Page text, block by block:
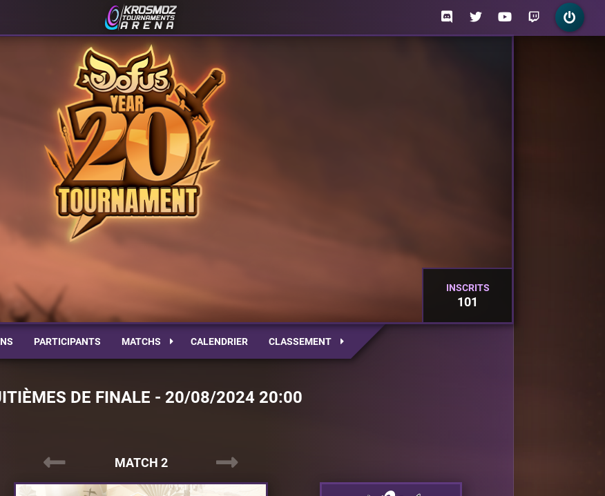
INSCRITS
101
PARTICIPANTS MATCHS CALENDRIER CLASSEMENT
DE FINALE - 20/08/2024 20:00
MATCH 2